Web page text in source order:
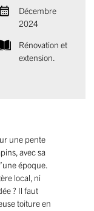
Décembre
2024
Rénovation et
extension.
une pente
avec sa
époque.
local, ni
? Il faut
toiture en